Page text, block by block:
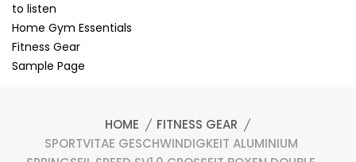
to listen
Home Gym Essentials
Fitness Gear
Sample Page
HOME
FITNESS GEAR
SPORTVITAE GESCHWINDIGKEIT ALUMINIUM